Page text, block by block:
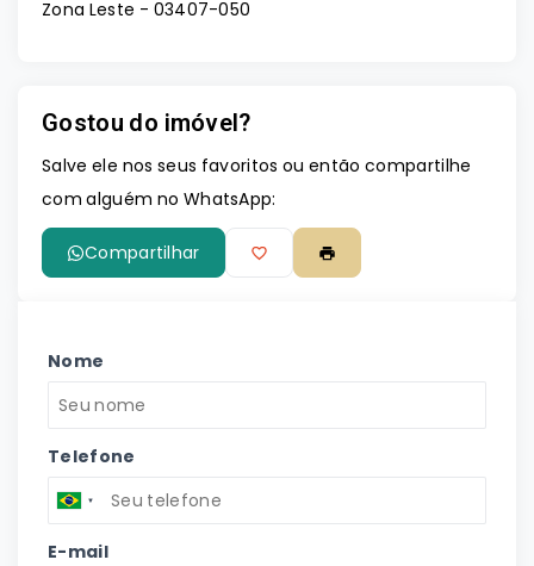
Zona Leste - 03407-050
Gostou do imóvel?
Salve ele nos seus favoritos ou então compartilhe
com alguém no WhatsApp:
Compartilhar
Nome
Telefone
E-mail